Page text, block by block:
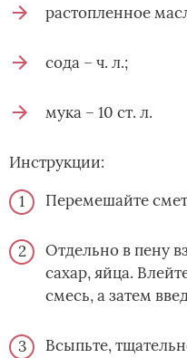
растопленное
сода – ч. л.;
мука – 10 ст. л.
Инструкции:
Перемешайте
Отдельно в пену
сахар, яйца.
смесь, а затем
Всыпьте,